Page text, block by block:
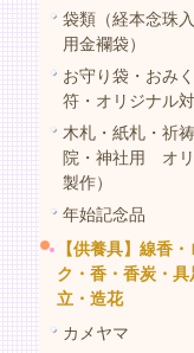
袋類（経本念珠
用金襴袋）
お守り袋・おみ
符・オリジナル
木札・紙札・祈
院・神社用 オ
製作）
年始記念品
【供養具】線香
ク・香・香炭・具
立・造花
カメヤマ